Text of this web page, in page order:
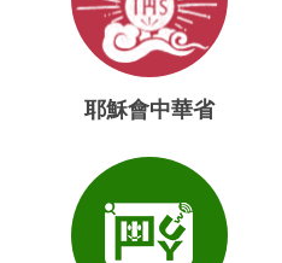
耶穌會中華省